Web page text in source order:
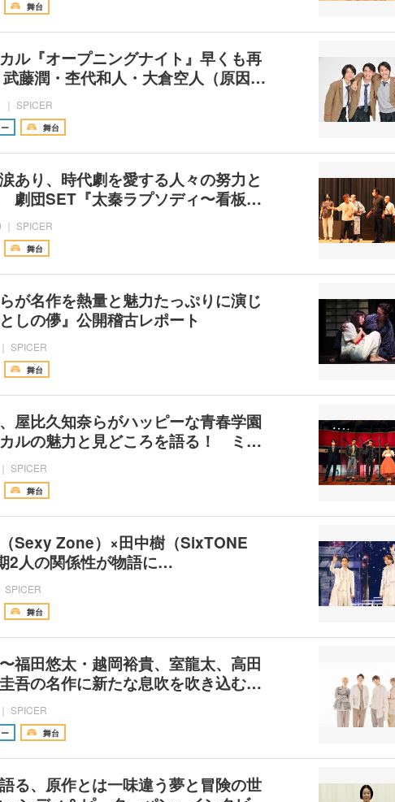
舞台
ル『オープニングナイト』早くも再
藤潤・杢代和人・大倉空人（原因…
SPICER
舞台
あり、時代劇を愛する人々の努力と
劇団SET『太秦ラプソディ〜看板…
SPICER
舞台
が名作を熱量と魅力たっぷりに演じ
しの儚』公開稽古レポート
SPICER
舞台
屋比久知奈らがハッピーな青春学園
カルの魅力と見どころを語る！ ミ…
SPICER
舞台
Sexy Zone）×田中樹（SixTONE
2人の関係性が物語に…
SPICER
舞台
福田悠太・越岡裕貴、室龍太、高田
吾の名作に新たな息吹を吹き込む…
SPICER
舞台
る、原作とは一味違う夢と冒険の世